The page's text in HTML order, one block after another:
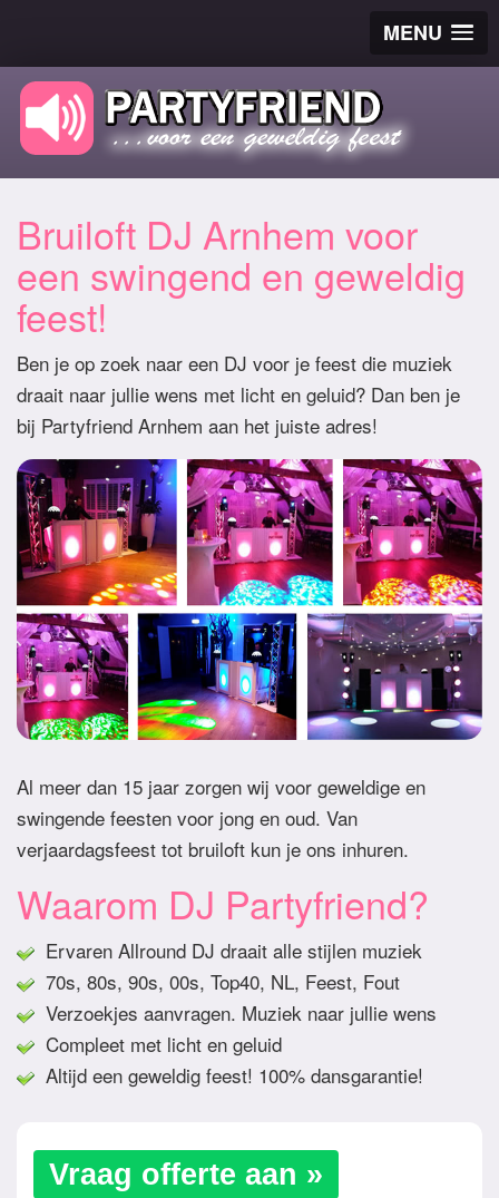
MENU
Bruiloft DJ Arnhem voor
een swingend en geweldig
feest!
Ben je op zoek naar een DJ voor je feest die muziek
draait naar jullie wens met licht en geluid? Dan ben je
bij Partyfriend Arnhem aan het juiste adres!
Al meer dan 15 jaar zorgen wij voor geweldige en
swingende feesten voor jong en oud. Van
verjaardagsfeest tot bruiloft kun je ons inhuren.
Waarom DJ Partyfriend?
Ervaren Allround DJ draait alle stijlen muziek
70s, 80s, 90s, 00s, Top40, NL, Feest, Fout
Verzoekjes aanvragen. Muziek naar jullie wens
Compleet met licht en geluid
Altijd een geweldig feest! 100% dansgarantie!
Vraag offerte aan »